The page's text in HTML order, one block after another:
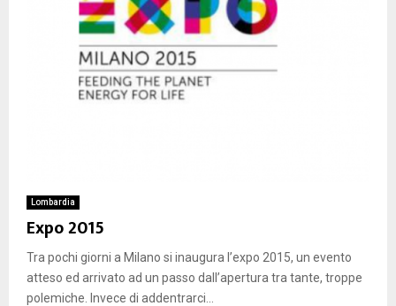
Lombardia
Expo 2015
Tra pochi giorni a Milano si inaugura l’expo 2015, un evento
atteso ed arrivato ad un passo dall’apertura tra tante, troppe
polemiche. Invece di addentrarci...